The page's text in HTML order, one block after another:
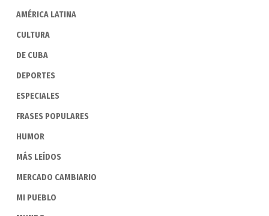
AMÉRICA LATINA
CULTURA
DE CUBA
DEPORTES
ESPECIALES
FRASES POPULARES
HUMOR
MÁS LEÍDOS
MERCADO CAMBIARIO
MI PUEBLO